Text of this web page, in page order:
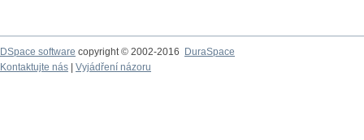
DSpace software copyright © 2002-2016
DuraSpace
Kontaktujte nás
Vyjádření názoru